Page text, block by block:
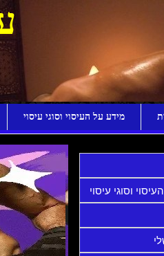
מידע על העיסוי וסוגי עיסוי
וסוגי עיסוי